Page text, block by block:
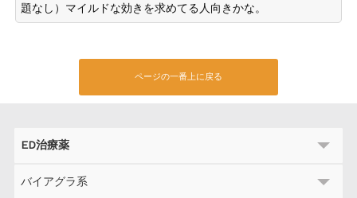
題なし）マイルドな効きを求めてる人向きかな。
ページの一番上に戻る
ED治療薬
バイアグラ系